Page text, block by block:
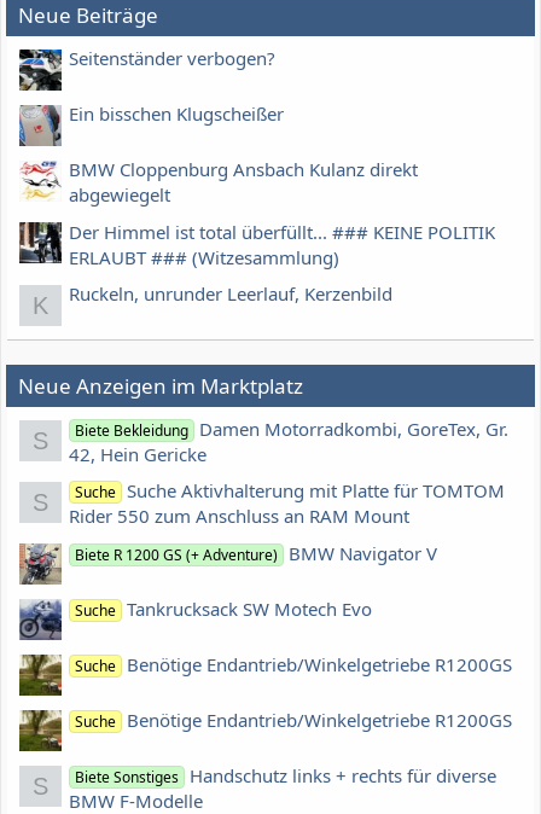
Neue Beiträge
Seitenständer verbogen?
Ein bisschen Klugscheißer
BMW Cloppenburg Ansbach Kulanz direkt
abgewiegelt
Der Himmel ist total überfüllt... ### KEINE POLITIK
ERLAUBT ### (Witzesammlung)
K Ruckeln, unrunder Leerlauf, Kerzenbild
Neue Anzeigen im Marktplatz
S Biete Bekleidung Damen Motorradkombi, GoreTex, Gr.
42, Hein Gericke
S Suche Suche Aktivhalterung mit Platte für TOMTOM
Rider 550 zum Anschluss an RAM Mount
Biete R 1200 GS (+ Adventure) BMW Navigator V
Suche Tankrucksack SW Motech Evo
Suche Benötige Endantrieb/Winkelgetriebe R1200GS
Suche Benötige Endantrieb/Winkelgetriebe R1200GS
S Biete Sonstiges Handschutz links + rechts für diverse
BMW F-Modelle